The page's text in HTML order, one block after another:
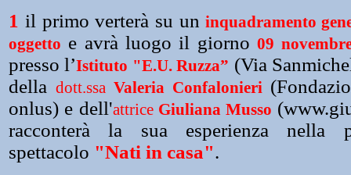
1 il primo verterà su un inquadramento
oggetto e avrà luogo il giorno09
presso l’Istituto "E.U. Ruzza” (Via
della dott.ssa Valeria Confalonieri
onlus) e dell'attrice Giuliana Musso
racconterà la sua esperienza nella
spettacolo "Nati in casa".